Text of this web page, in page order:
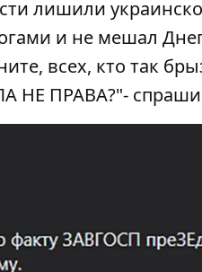
лишили
и не мешал
всех, кто так
НЕ ПРАВА?"-